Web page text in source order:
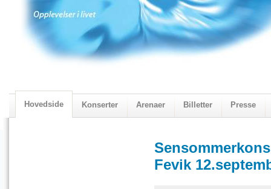
Hovedside Konserter Arenaer Billetter Presse
Fevik